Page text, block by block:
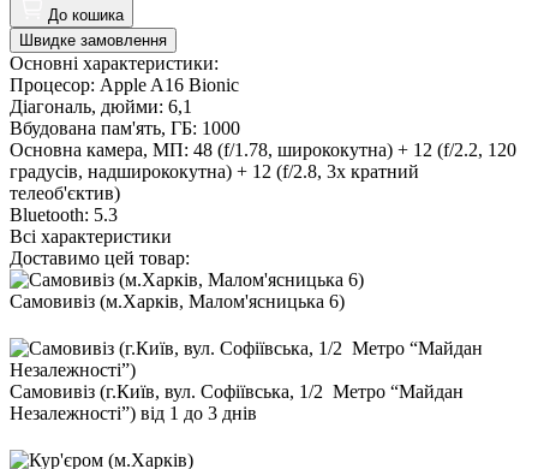
До кошика
Швидке замовлення
Основні характеристики:
Процесор: Apple A16 Bionic
Діагональ, дюйми: 6,1
Вбудована пам'ять, ГБ: 1000
Основна камера, МП: 48 (f/1.78, ширококутна) + 12 (f/2.2, 120
градусів, надширококутна) + 12 (f/2.8, 3х кратний
телеоб'єктив)
Bluetooth: 5.3
Всі характеристики
Доставимо цей товар:
Самовивіз (м.Харків, Малом'ясницька 6)
Самовивіз (г.Київ, вул. Софіївська, 1/2 Метро “Майдан
Незалежності”) від 1 до 3 днів